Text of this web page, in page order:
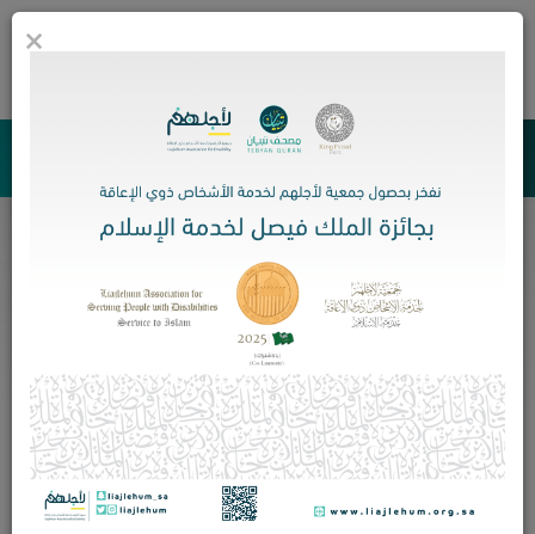
جمعية لأجلهم لخدمة الأشخاص ذوي الإعاقة
البث المباشر
الرئيسية البث المباشر
×